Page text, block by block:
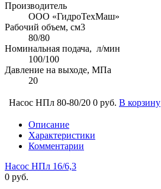
Производитель
ООО «ГидроТехМаш»
Рабочий объем, см3
80/80
Номинальная подача, л/мин
100/100
Давление на выходе, МПа
20
Насос НПл 80-80/20 0 руб. В корзину
Описание
Характеристики
Комментарии
Насос НПл 16/6,3
0 руб.